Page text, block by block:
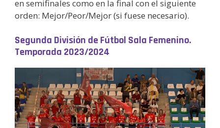
en semifinales como en la final con el siguiente
orden: Mejor/Peor/Mejor (si fuese necesario).
Segunda División de Fútbol Sala Femenino.
Temporada 2023/2024